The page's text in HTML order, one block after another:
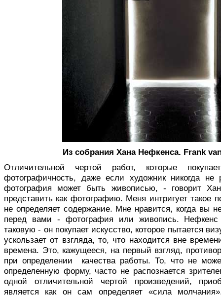
Из собрания Хана Нефкенса. Frank
Отличительной чертой работ, которые
фотографичность, даже если художник никогда
фотография может быть живописью, - говорит
представить как фотографию. Меня интригует такое
не определяет содержание. Мне нравится, когда вы
перед вами - фотография или живопись. Нефкенс
таковую - он покупает искусство, которое пытается
ускользает от взгляда, то, что находится вне
времена. Это, кажущееся, на первый взгляд,
при определении качества работы. То, что не
определенную форму, часто не распознается
одной отличительной чертой произведений,
является как он сам определяет «сила